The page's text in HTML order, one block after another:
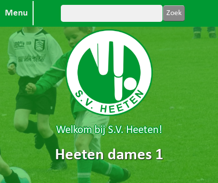
Menu
Welkom bij S.V. Heeten!
Heeten dames 1